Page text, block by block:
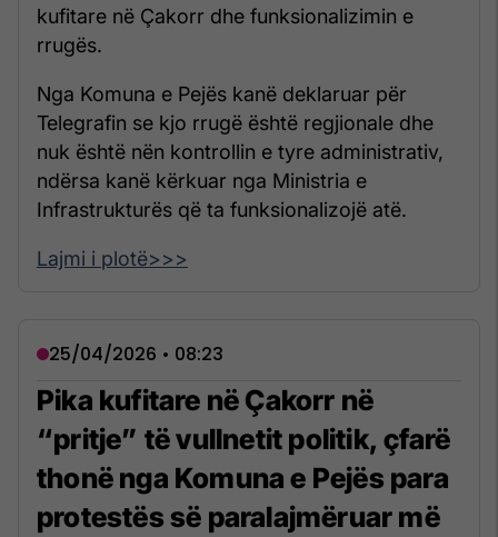
kufitare në Çakorr dhe funksionalizimin e
rrugës.
Nga Komuna e Pejës kanë deklaruar për
Telegrafin se kjo rrugë është regjionale dhe
nuk është nën kontrollin e tyre administrativ,
ndërsa kanë kërkuar nga Ministria e
Infrastrukturës që ta funksionalizojë atë.
Lajmi i plotë>>>
25/04/2026 • 08:23
Pika kufitare në Çakorr në
“pritje” të vullnetit politik, çfarë
thonë nga Komuna e Pejës para
protestës së paralajmëruar më